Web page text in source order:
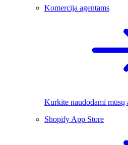
Komercija agentams
Kurkite naudodami mūsų
Shopify App Store